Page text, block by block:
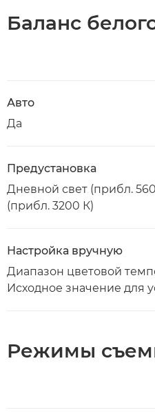
Баланс
Авто
Да
Предустановка
Дневной свет (прибл.
(прибл. 3200 К)
Настройка вручную
Диапазон цветовой
Исходное значение для
Режимы